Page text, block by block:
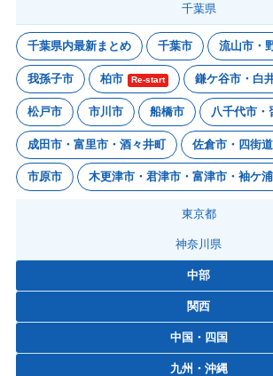
千葉県
千葉県内最新まとめ 千葉市 流山市・
我孫子市 柏市 Re-start 鎌ケ谷市・白
松戸市 市川市 船橋市 八千代市・
成田市・富里市・酒々井町 佐倉市・四街
市原市 木更津市・君津市・富津市・袖ケ
東京都
神奈川県
中部
関西
中国・四国
九州・沖縄